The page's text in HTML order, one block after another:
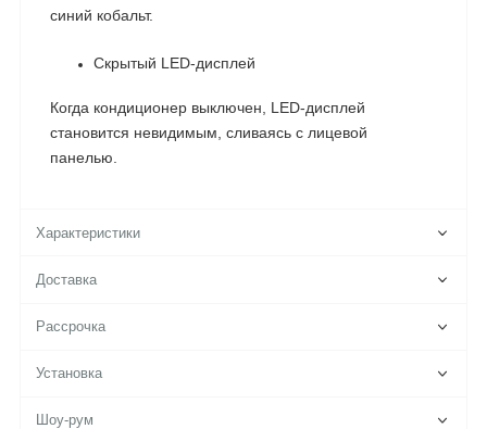
синий кобальт.
Скрытый LED-дисплей
Когда кондиционер выключен, LED-дисплей
становится невидимым, сливаясь с лицевой
панелью.
Характеристики
Доставка
Рассрочка
Установка
Шоу-рум